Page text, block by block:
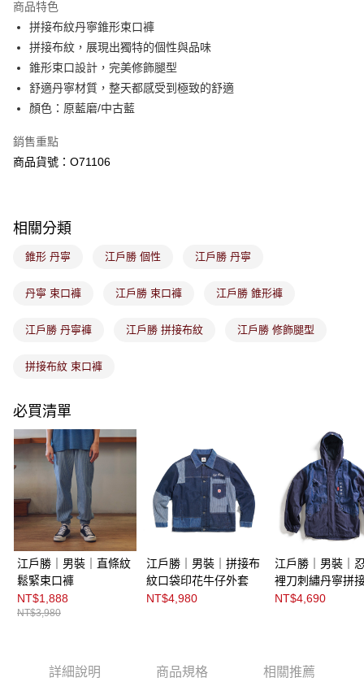
購買商品的店家。未經商家同意取消之訂單仍視為有效，需透過AFTEE先享
後付繳納相關費用。
※ 交易是否成功請以「AFTEE先享後付 」之結帳頁面顯示為準，若有關於
是否繳費成功／繳費後需取消欲退款等相關疑問，請聯繫「AFTEE先享後付
客戶支援中心」https://netprotections.freshdesk.com/support/home
１．透過由恩沛科技股份有限公司提供之「AFTEE先享後付」服務完成之交
權轉讓予恩沛科技股份有限公司。
２．關於個人資料處理事宜，請瀏覽以下網址：
４．使用「AFTEE先享後付」時，將依據個別帳號之用戶狀況，依本公司即
請求用戶進行身份認證。
恩沛科技股份有限公司將有權停止該用戶之使用額度並採取法律行動。
免運費
付款後萊爾富取貨
免運費
7-11取貨付款
免運費
付款後7-11取貨
免運費
免運費
付款後門市取貨
商品特色
拼接布紋丹寧錐形束口褲
拼接布紋，展現出獨特的個性與品味
錐形束口設計，完美修飾腿型
舒適丹寧材質，整天都感受到極致的舒適
顏色：原藍磨/中古藍
銷售重點
商品貨號：O71106
相關分類
錐形 丹寧 江戶勝 個性 江戶勝 丹寧
丹寧 束口褲 江戶勝 束口褲 江戶勝 錐形褲
江戶勝 丹寧褲 江戶勝 拼接布紋 江戶勝 修飾腿型
拼接布紋 束口褲
必買清單
江戶勝｜男裝｜直條紋
鬆緊束口褲
NT$1,888
NT$3,980
江戶勝｜男裝｜拼接布
紋口袋印花牛仔外套
NT$4,980
江戶勝｜男裝｜
裡刀刺繡丹寧拼
外套
NT$4,690
詳細說明 商品規格 相關推薦